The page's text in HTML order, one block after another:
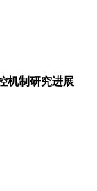
机制研究进展